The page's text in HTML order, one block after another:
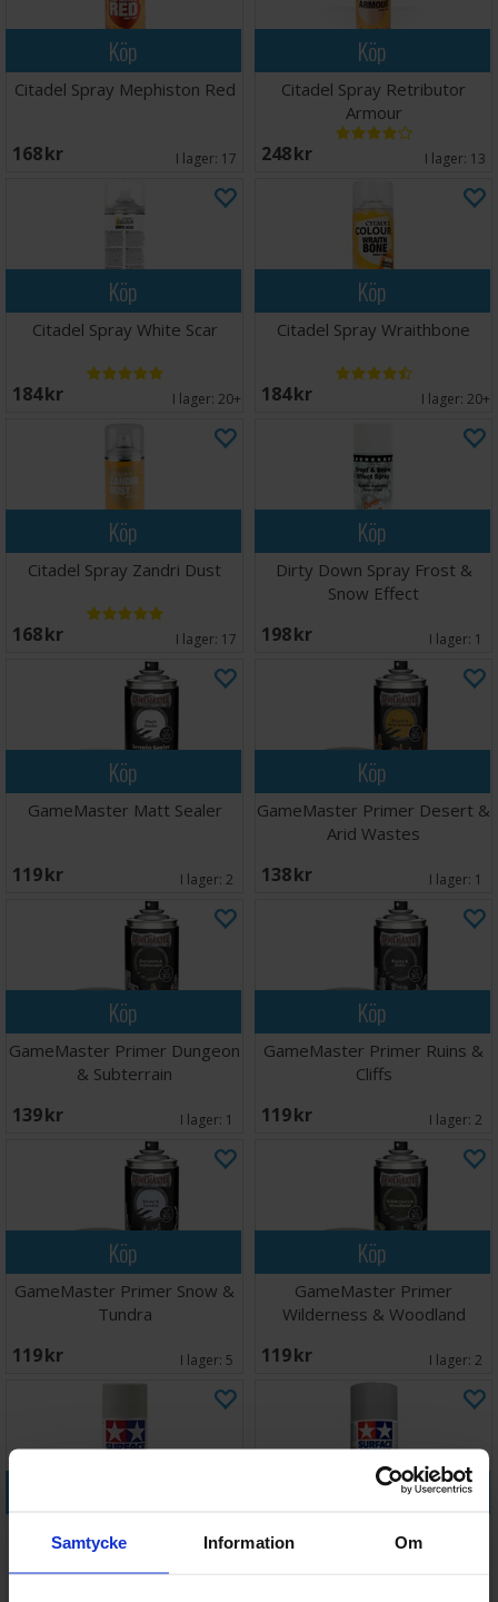
Samtycke Information Om
Köp
Citadel Spray Mephiston Red
168 SEK I lager: 17
Köp
Citadel Spray Retributor
Armour
248 SEK I lager: 13
Köp
Citadel Spray White Scar
184 SEK I lager: 20+
Köp
Citadel Spray Wraithbone
184 SEK I lager: 20+
Köp
Citadel Spray Zandri Dust
168 SEK I lager: 17
Köp
Dirty Down Spray Frost &
Snow Effect
198 SEK I lager: 1
Köp
GameMaster Matt Sealer
119 SEK I lager: 2
Köp
GameMaster Primer Desert &
Arid Wastes
138 SEK I lager: 1
Köp
GameMaster Primer Dungeon
& Subterrain
139 SEK I lager: 1
Köp
GameMaster Primer Ruins &
Cliffs
119 SEK I lager: 2
Köp
GameMaster Primer Snow &
Tundra
119 SEK I lager: 5
Köp
GameMaster Primer
Wilderness & Woodland
119 SEK I lager: 2
Tamiya Fine Surface Primer L
Gray
Köp
Tamiya Fine Surface Primer L
Light Gray